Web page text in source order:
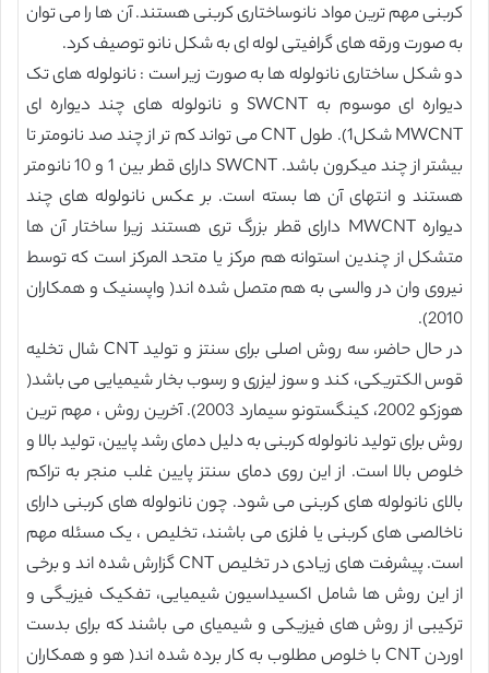
کربنی مهم ترین مواد نانوساختاری کربنی هستند. آن ها را می توان
به صورت ورقه های گرافیتی لوله ای به شکل نانو توصیف کرد.
دو شکل ساختاری نانولوله ها به صورت زیر است : نانولوله های تک
دیواره ای موسوم به SWCNT و نانولوله های چند دیواره ای
MWCNT شکل1). طول CNT می تواند کم تر از چند صد نانومتر تا
بیشتر از چند میکرون باشد. SWCNT دارای قطر بین 1 و 10 نانومتر
هستند و انتهای آن ها بسته است. بر عکس نانولوله های چند
دیواره MWCNT دارای قطر بزرگ تری هستند زیرا ساختار آن ها
متشکل از چندین استوانه هم مرکز یا متحد المرکز است که توسط
نیروی وان در والسی به هم متصل شده اند( واپسنیک و همکاران
2010).
در حال حاضر، سه روش اصلی برای سنتز و تولید CNT شال تخلیه
قوس الکتریکی، کند و سوز لیزری و رسوب بخار شیمیایی می باشد(
هوزکو 2002، کینگستونو سیمارد 2003). آخرین روش ، مهم ترین
روش برای تولید نانولوله کربنی به دلیل دمای رشد پایین، تولید بالا و
خلوص بالا است. از این روی دمای سنتز پایین غلب منجر به تراکم
بالای نانولوله های کربنی می شود. چون نانولوله های کربنی دارای
ناخالصی های کربنی یا فلزی می باشند، تخلیص ، یک مسئله مهم
است. پیشرفت های زیادی در تخلیص CNT گزارش شده اند و برخی
از این روش ها شامل اکسیداسیون شیمیایی، تفکیک فیزیگی و
ترکیبی از روش های فیزیکی و شیمیای می باشند که برای بدست
اوردن CNT با خلوص مطلوب به کار برده شده اند( هو و همکاران